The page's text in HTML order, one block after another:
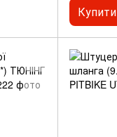
Купити